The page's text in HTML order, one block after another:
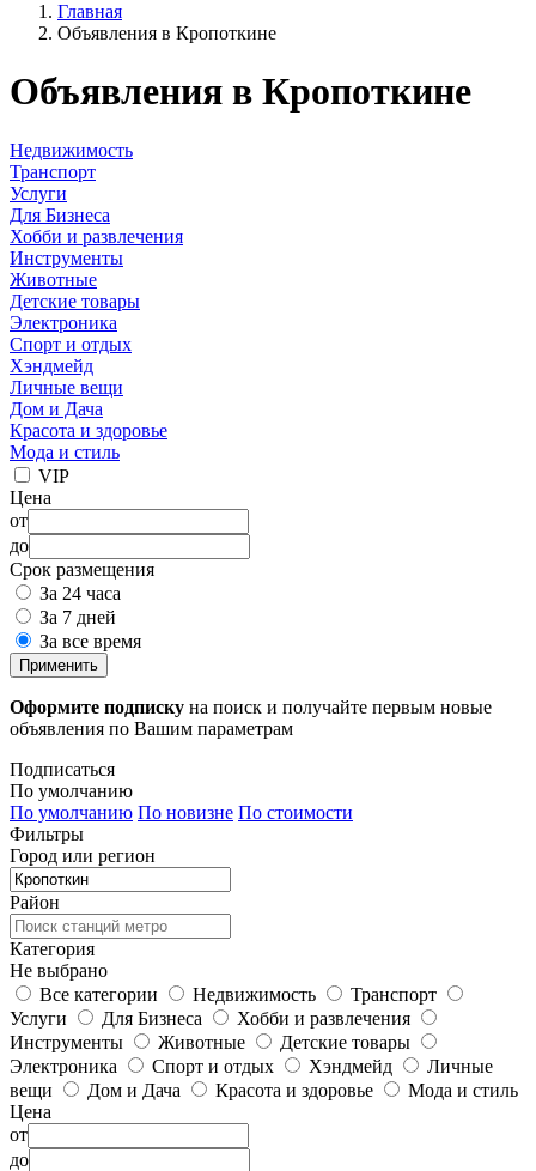
Главная
Объявления в Кропоткине
Объявления в Кропоткине
Недвижимость
Транспорт
Услуги
Для Бизнеса
Хобби и развлечения
Инструменты
Животные
Детские товары
Электроника
Спорт и отдых
Хэндмейд
Личные вещи
Дом и Дача
Красота и здоровье
Мода и стиль
VIP
Цена
от
до
Срок размещения
За 24 часа
За 7 дней
За все время
Применить
Оформите подписку на поиск и получайте первым новые
объявления по Вашим параметрам
Подписаться
По умолчанию
По умолчанию По новизне По стоимости
Фильтры
Город или регион
Район
Категория
Не выбрано
Все категории
Недвижимость
Транспорт
Услуги
Для Бизнеса
Хобби и развлечения
Инструменты
Животные
Детские товары
Электроника
Спорт и отдых Хэндмейд
Личные
вещи
Дом и Дача Красота и здоровье
Мода и стиль
Цена
от
до